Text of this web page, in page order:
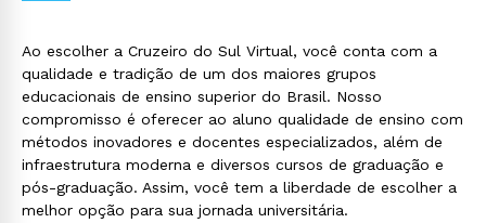
Ao escolher a Cruzeiro do Sul Virtual, você conta com a
qualidade e tradição de um dos maiores grupos
educacionais de ensino superior do Brasil. Nosso
compromisso é oferecer ao aluno qualidade de ensino com
métodos inovadores e docentes especializados, além de
infraestrutura moderna e diversos cursos de graduação e
pós-graduação. Assim, você tem a liberdade de escolher a
melhor opção para sua jornada universitária.